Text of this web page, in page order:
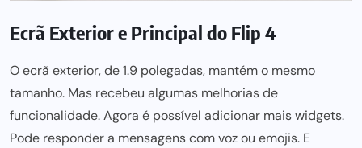
Ecrã Exterior e Principal do Flip 4
O ecrã exterior, de 1.9 polegadas, mantém o mesmo
tamanho. Mas recebeu algumas melhorias de
funcionalidade. Agora é possível adicionar mais widgets.
Pode responder a mensagens com voz ou emojis. E